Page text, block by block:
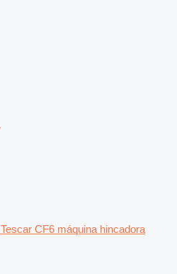
Tescar CF6 máquina hincadora